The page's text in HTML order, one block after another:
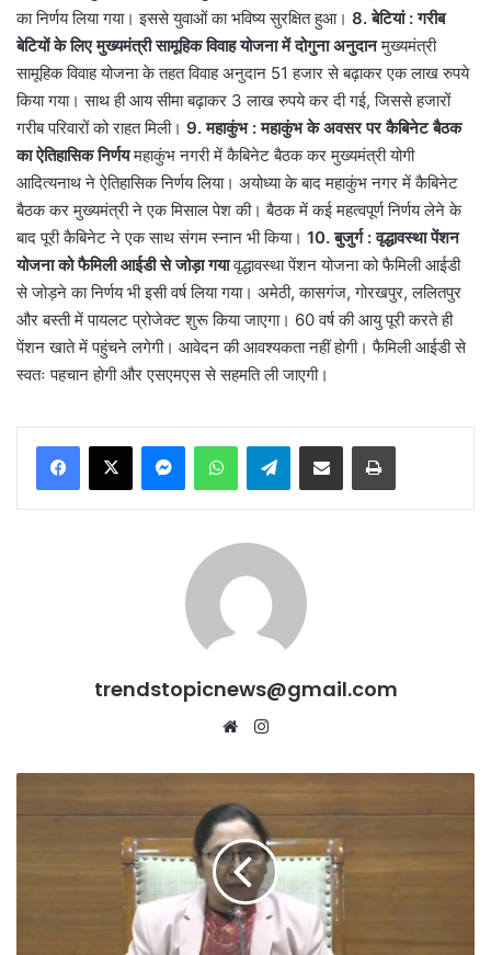
का निर्णय लिया गया। इससे युवाओं का भविष्य सुरक्षित हुआ। 8. बेटियां : गरीब
बेटियों के लिए मुख्यमंत्री सामूहिक विवाह योजना में दोगुना अनुदानमुख्यमंत्री
सामूहिक विवाह योजना के तहत विवाह अनुदान 51 हजार से बढ़ाकर एक लाख रुपये
किया गया। साथ ही आय सीमा बढ़ाकर 3 लाख रुपये कर दी गई, जिससे हजारों
गरीब परिवारों को राहत मिली। 9. महाकुंभ : महाकुंभ के अवसर पर कैबिनेट बैठक
का ऐतिहासिक निर्णयमहाकुंभ नगरी में कैबिनेट बैठक कर मुख्यमंत्री योगी
आदित्यनाथ ने ऐतिहासिक निर्णय लिया। अयोध्या के बाद महाकुंभ नगर में कैबिनेट
बैठक कर मुख्यमंत्री ने एक मिसाल पेश की। बैठक में कई महत्वपूर्ण निर्णय लेने के
बाद पूरी कैबिनेट ने एक साथ संगम स्नान भी किया। 10. बुजुर्ग : वृद्धावस्था पेंशन
योजना को फैमिली आईडी से जोड़ा गयावृद्धावस्था पेंशन योजना को फैमिली आईडी
से जोड़ने का निर्णय भी इसी वर्ष लिया गया। अमेठी, कासगंज, गोरखपुर, ललितपुर
और बस्ती में पायलट प्रोजेक्ट शुरू किया जाएगा। 60 वर्ष की आयु पूरी करते ही
पेंशन खाते में पहुंचने लगेगी। आवेदन की आवश्यकता नहीं होगी। फैमिली आईडी से
स्वतः पहचान होगी और एसएमएस से सहमति ली जाएगी।
MessengerWhatsAppTelegramShare via Email Print
trendstopicnews@gmail.com
Website